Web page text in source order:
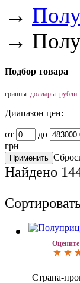
→
→
Подбор товара
гривны доллары рубли
Диапазон цен:
от
до
грн
Найдено
Страна-